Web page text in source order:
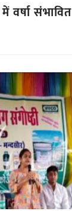
वर्षा संभावित